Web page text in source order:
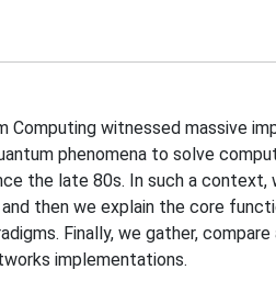
Computing witnessed massive
phenomena to solve
the late 80s. In such a
then we explain the core
Finally, we gather,
implementations.